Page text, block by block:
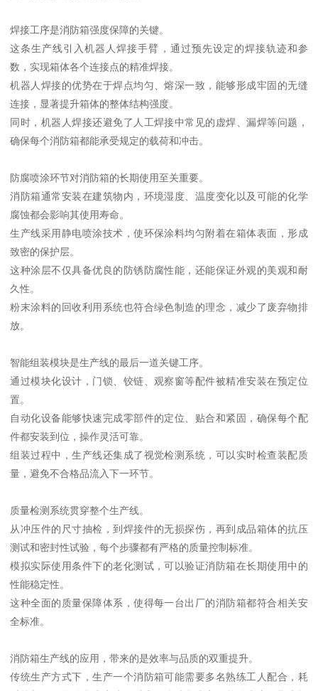
焊接工序是消防箱强度保障的关键。
这条生产线引入机器人焊接手臂，通过预先设定的焊接轨迹和参
数，实现箱体各个连接点的精准焊接。
机器人焊接的优势在于焊点均匀、熔深一致，能够形成牢固的无缝
连接，显著提升箱体的整体结构强度。
同时，机器人焊接还避免了人工焊接中常见的虚焊、漏焊等问题，
确保每个消防箱都能承受规定的载荷和冲击。
防腐喷涂环节对消防箱的长期使用至关重要。
消防箱通常安装在建筑物内，环境湿度、温度变化以及可能的化学
腐蚀都会影响其使用寿命。
生产线采用静电喷涂技术，使环保涂料均匀附着在箱体表面，形成
致密的保护层。
这种涂层不仅具备优良的防锈防腐性能，还能保证外观的美观和耐
久性。
粉末涂料的回收利用系统也符合绿色制造的理念，减少了废弃物排
放。
智能组装模块是生产线的最后一道关键工序。
通过模块化设计，门锁、铰链、观察窗等配件被精准安装在预定位
置。
自动化设备能够快速完成零部件的定位、贴合和紧固，确保每个配
件都安装到位，操作灵活可靠。
组装过程中，生产线还集成了视觉检测系统，可以实时检查装配质
量，避免不合格品流入下一环节。
质量检测系统贯穿整个生产线。
从冲压件的尺寸抽检，到焊接件的无损探伤，再到成品箱体的抗压
测试和密封性试验，每个步骤都有严格的质量控制标准。
模拟实际使用条件下的老化测试，可以验证消防箱在长期使用中的
性能稳定性。
这种全面的质量保障体系，使得每一台出厂的消防箱都符合相关安
全标准。
消防箱生产线的应用，带来的是效率与品质的双重提升。
传统生产方式下，生产一个消防箱可能需要多名熟练工人配合，耗